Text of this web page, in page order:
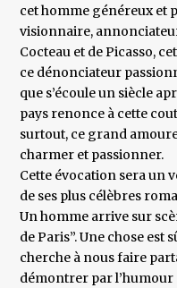
cet homme généreux et
visionnaire,
Cocteau et de Picasso,
ce dénonciateur
que s’écoule un siècle
pays renonce à cette
surtout, ce grand
charmer et passionner.
Cette évocation sera un
de ses plus célèbres
Un homme arrive sur
de Paris”. Une chose est
cherche à nous faire
démontrer par l’humour